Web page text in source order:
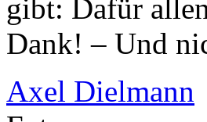
gibt: Dafür
Dank! – Und
Axel Dielmann